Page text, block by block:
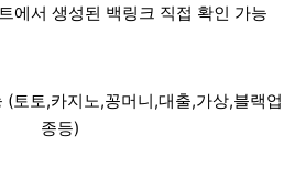
에서 생성된 백링크 직접 확인 가능
(토토,카지노,꽁머니,대출,가상,블랙업
종등)